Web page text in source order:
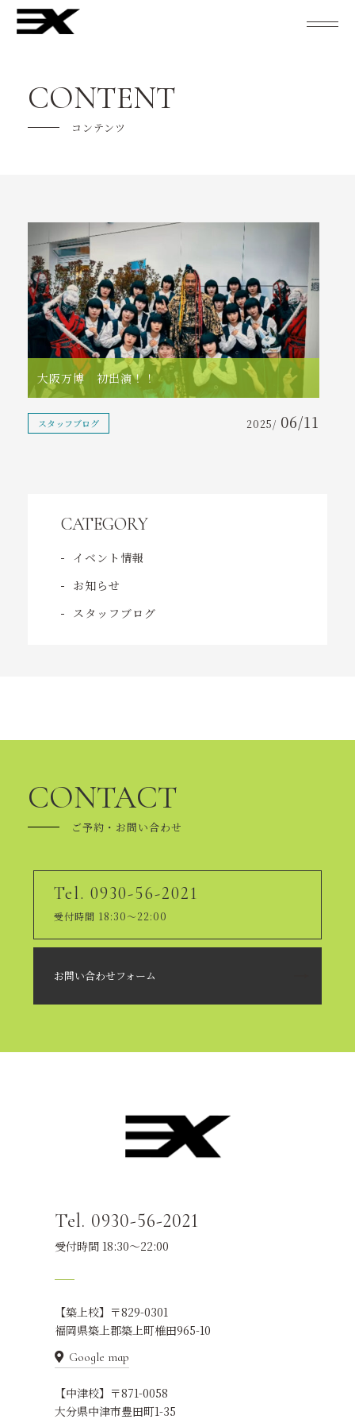
よくあるご質問
インストラクター紹介
スケジュール
KENTO MORIとZINX
ニュース
コンテンツ
受付時間 18:30～22:00
CONTENT
コンテンツ
スタッフブログ 2025/ 06/11
大阪万博 初出演！！
CATEGORY
イベント情報
お知らせ
スタッフブログ
CONTACT
ご予約・お問い合わせ
Tel. 0930-56-2021
受付時間 18:30～22:00
お問い合わせフォーム
Tel. 0930-56-2021
受付時間 18:30～22:00
【築上校】〒829-0301
福岡県築上郡築上町椎田965-10
Google map
【中津校】〒871-0058
大分県中津市豊田町1-35